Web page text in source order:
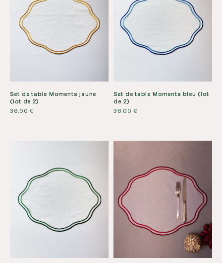
Set de table Moments jaune
(lot de 2)
36,00€
Set de table Moments bleu (lot
de 2)
36,00€